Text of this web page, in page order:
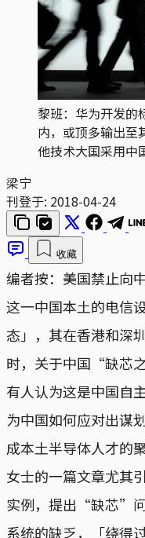
黎班：华为开发的
内，或顶多输出至
他技术大国采用中
梁宁
刊登于: 2018-04-24
收藏
编者按：美国禁止向
这一中国本土的电信
态」，其在香港和深
时，关于中国“缺芯
有人认为这是中国自
为中国如何应对出谋
成本土半导体人才的
女士的一篇文章尤其
实例，提出“缺芯”
系统的缺乏，「绕得